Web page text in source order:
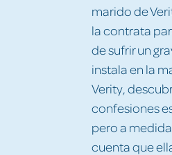
marido de
la contrata
de sufrir un
instala en la
Verity,
confesiones
pero a
cuenta que